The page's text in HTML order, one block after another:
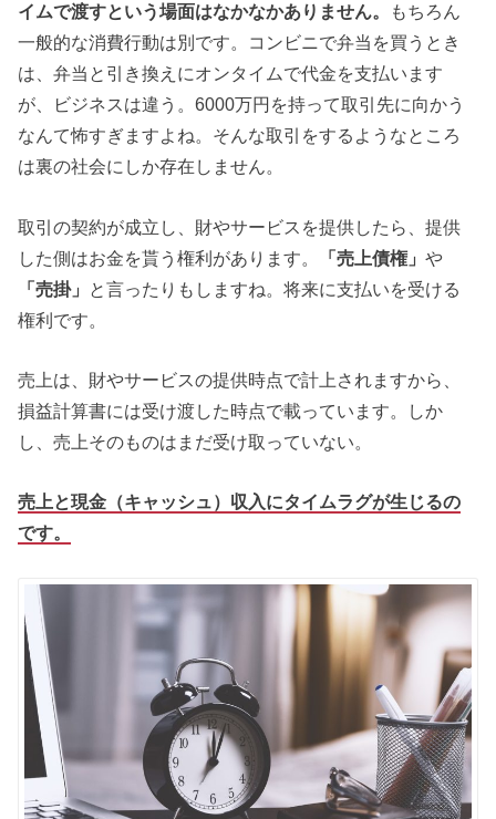
イムで渡すという場面はなかなかありません。
もちろん
一般的な消費行動は別です。コンビニで弁当を買うとき
は、弁当と引き換えにオンタイムで代金を支払います
が、ビジネスは違う。6000万円を持って取引先に向かう
なんて怖すぎますよね。そんな取引をするようなところ
は裏の社会にしか存在しません。
取引の契約が成立し、財やサービスを提供したら、提供
した側はお金を貰う権利があります。
「売上債権」や
「売掛」 と言ったりもしますね。将来に支払いを受ける
権利です。
売上は、財やサービスの提供時点で計上されますから、
損益計算書には受け渡した時点で載っています。しか
し、売上そのものはまだ受け取っていない。
売上と現金（キャッシュ）収入にタイムラグが生じるの
です。